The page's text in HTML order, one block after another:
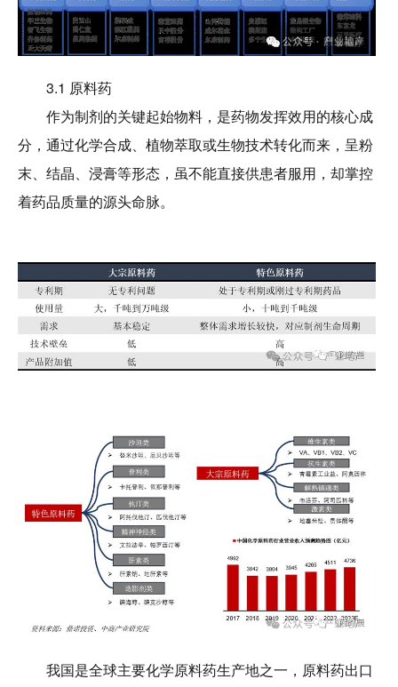
3.1 原料药
作为制剂的关键起始物料，是药物发挥效用的核心成
分，通过化学合成、植物萃取或生物技术转化而来，呈粉
末、结晶、浸膏等形态，虽不能直接供患者服用，却掌控
着药品质量的源头命脉。
我国是全球主要化学原料药生产地之一，原料药出口